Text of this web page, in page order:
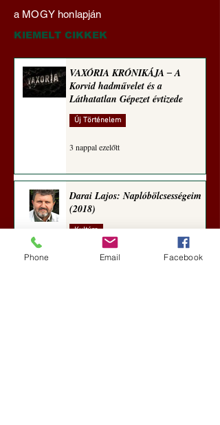
(2024)
a MOGY honlapján
KIEMELT CIKKEK
VAXÓRIA KRÓNIKÁJA ‒ A
Korvid hadművelet és a
Láthatatlan Gépezet évtizede
Új Történelem
3 nappal ezelőtt
Darai Lajos: Naplóbölcsességeim
(2018)
Kultúra
6 nappal ezelőtt
Phone Email Facebook